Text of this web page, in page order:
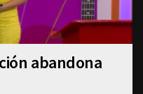
abandona